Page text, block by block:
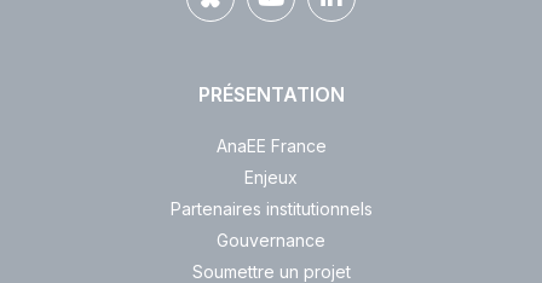
PRÉSENTATION
AnaEE France
Enjeux
Partenaires institutionnels
Gouvernance
Soumettre un projet